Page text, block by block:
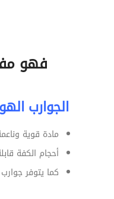
فهو
الجوارب
مادة قوية
أحجام الكفة
كما يتوفر